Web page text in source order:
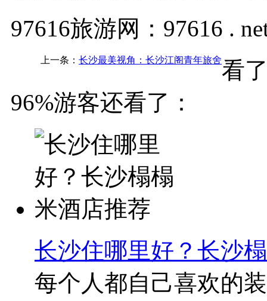
97616旅游网：97616 .
上一条： 长沙最美视角：长沙江阁青年旅舍看
96%游客还看了：
长沙住哪里好？长沙
每个人都自己喜欢的